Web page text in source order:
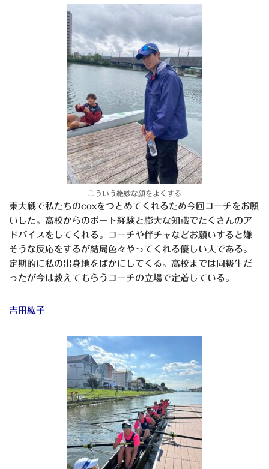
こういう絶妙な顔をよくする
東大戦で私たちのcoxをつとめてくれるため今回コーチをお願
いした。高校からのボート経験と膨大な知識でたくさんのア
ドバイスをしてくれる。コーチや伴チャなどお願いすると嫌
そうな反応をするが結局色々やってくれる優しい人である。
定期的に私の出身地をばかにしてくる。高校までは同級生だ
ったが今は教えてもらうコーチの立場で定着している。
吉田紘子